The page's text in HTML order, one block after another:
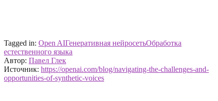
Tagged in: Open AIГенеративная нейросетьОбработка
естественного языка
Автор: Павел Глек
Источник: https://openai.com/blog/navigating-the-challenges-and-
opportunities-of-synthetic-voices